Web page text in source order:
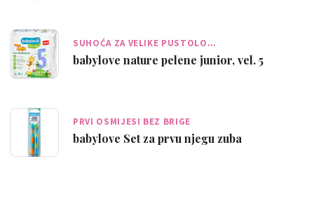
SUHOĆA ZA VELIKE PUSTOLO…
babylove nature pelene junior, vel. 5
PRVI OSMIJESI BEZ BRIGE
babylove Set za prvu njegu zuba